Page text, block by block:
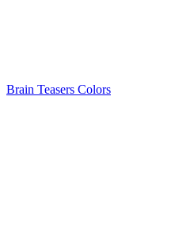
Brain Teasers Colors